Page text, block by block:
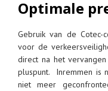
Optimale
Gebruik van de Cotec-
voor de
direct na het
pluspunt. Inremmen is
niet meer